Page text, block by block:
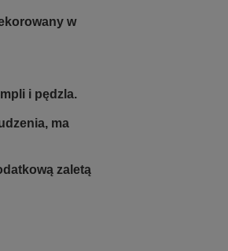
w
i pędzla.
ma
zaletą